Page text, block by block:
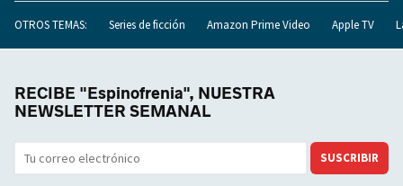
OTROS TEMAS: Series de ficción Amazon Prime Video Apple TV
RECIBE "Espinofrenia", NUESTRA
NEWSLETTER SEMANAL
SUSCRIBIR